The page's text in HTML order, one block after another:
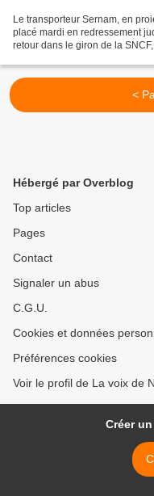
Le transporteur Sernam, en
placé mardi en redressement
retour dans le giron de la
<
Hébergé par Overblog
Top articles
Pages
Contact
Signaler un abus
C.G.U.
Cookies et données
Préférences cookies
Voir le profil de La voix de
Créer